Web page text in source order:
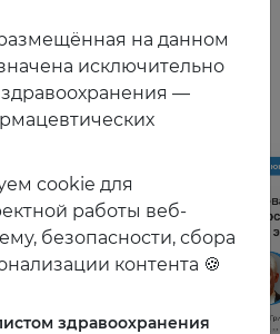
на данном
исключительно
—
cookie для
работы веб-
безопасности, сбора
контента 🍪
здравоохранения